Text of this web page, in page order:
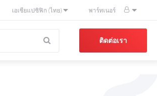
เอเชียแปซิฟิก (ไทย) พาร์ทเนอร์
ติดต่อเรา